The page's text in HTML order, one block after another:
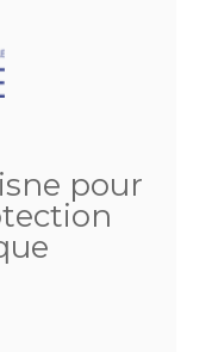
pour